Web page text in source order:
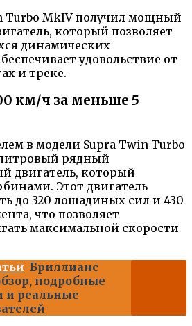
Turbo MkIV получил мощный
который позволяет
динамических
удовольствие от
и треке.
км/ч за меньше 5
в модели Supra Twin Turbo
рядный
двигатель, который
Этот двигатель
до 320 лошадиных сил и 430
что позволяет
максимальной скорости
Бриллианс
подробные
и реальные